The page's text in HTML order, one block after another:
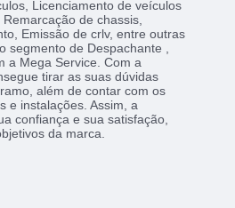
Licenciamento de veículos
de chassis,
Emissão de crlv, entre outras
segmento de Despachante ,
a Mega Service. Com a
tirar as suas dúvidas
além de contar com os
e instalações. Assim, a
confiança e sua satisfação,
da marca.